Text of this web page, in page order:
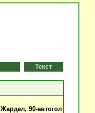
Текст
Жардел, 90-автогол